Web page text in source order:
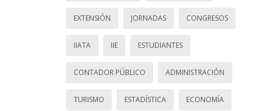
EXTENSIÓN JORNADAS CONGRESOS
IIATA IIE ESTUDIANTES
CONTADOR PÚBLICO ADMINISTRACIÓN
TURISMO ESTADÍSTICA ECONOMÍA